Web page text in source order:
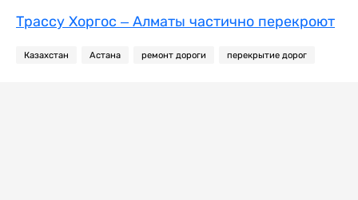
Трассу Хоргос – Алматы частично перекроют
Казахстан Астана ремонт дороги перекрытие дорог